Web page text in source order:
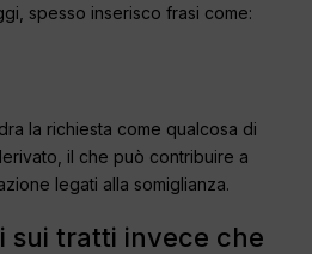
spesso inserisco frasi come:
la richiesta come qualcosa di
il che può contribuire a
legati alla somiglianza.
sui tratti invece che